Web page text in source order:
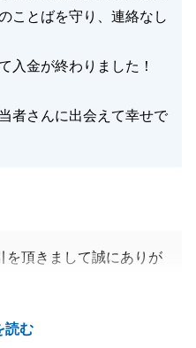
ことばを守り、連絡なし
入金が終わりました！
者さんに出会えて幸せで
読む
を頂きまして誠にありが
きましたが、T様の土地